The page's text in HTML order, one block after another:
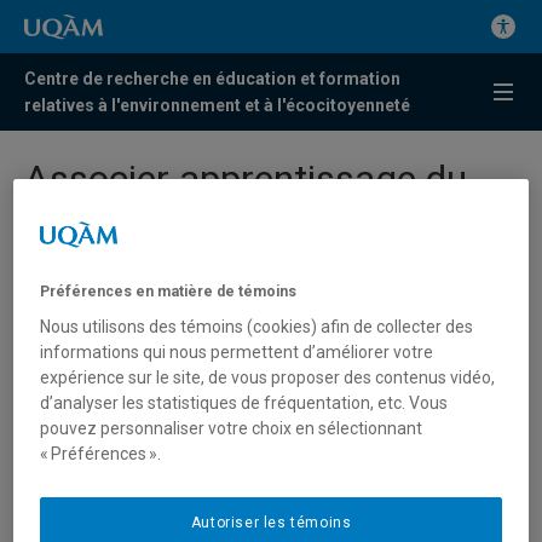
Centre de recherche en éducation et formation
relatives à l'environnement et à l'écocitoyenneté
Associer apprentissage du
français, interculturel et
environnement: des étudiants
du Centr’ERE lancent un
recueil d’activités
pédagogiques en francisation
4 avril 2013
Préférences en matière de témoins
Nous utilisons des témoins (cookies) afin de collecter des
informations qui nous permettent d’améliorer votre
expérience sur le site, de vous proposer des contenus vidéo,
d’analyser les statistiques de fréquentation, etc. Vous
pouvez personnaliser votre choix en sélectionnant
« Préférences ».
Autoriser les témoins